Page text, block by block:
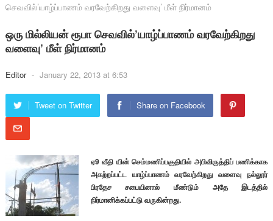
செவவில்’யாழ்ப்பாணம் வரவேற்கிறது வளைவு’ மீள் நிர்மானம்
ஒரு மில்லியன் ரூபா செவவில்’யாழ்ப்பாணம் வரவேற்கிறது
வளைவு’ மீள் நிர்மானம்
Editor - January 22, 2013 at 6:53
Tweet on Twitter Share on Facebook
ஏ9 வீதி யின் செம்மணிப்பகுதியில் அபிவிருத்திப் பணிக்காக
அகற்றப்பட்ட யாழ்ப்பாணம் வரவேற்கிறது வளைவு நல்லூர்
பிரதேச சபையினால் மீண்டும் அதே இடத்தில்
நிர்மானிக்கப்பட்டு வருகின்றது.